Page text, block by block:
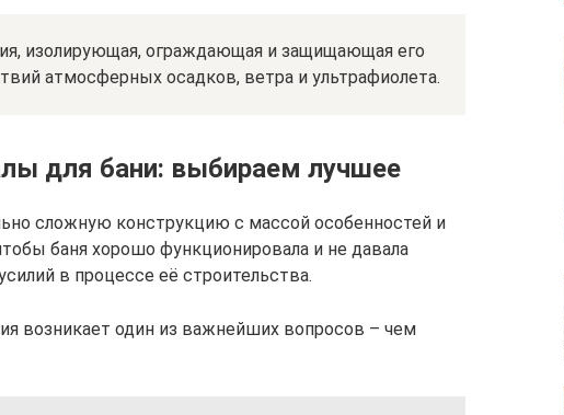
изолирующая, ограждающая и защищающая его
атмосферных осадков, ветра и ультрафиолета.
для бани: выбираем лучшее
сложную конструкцию с массой особенностей и
баня хорошо функционировала и не давала
в процессе её строительства.
возникает один из важнейших вопросов – чем